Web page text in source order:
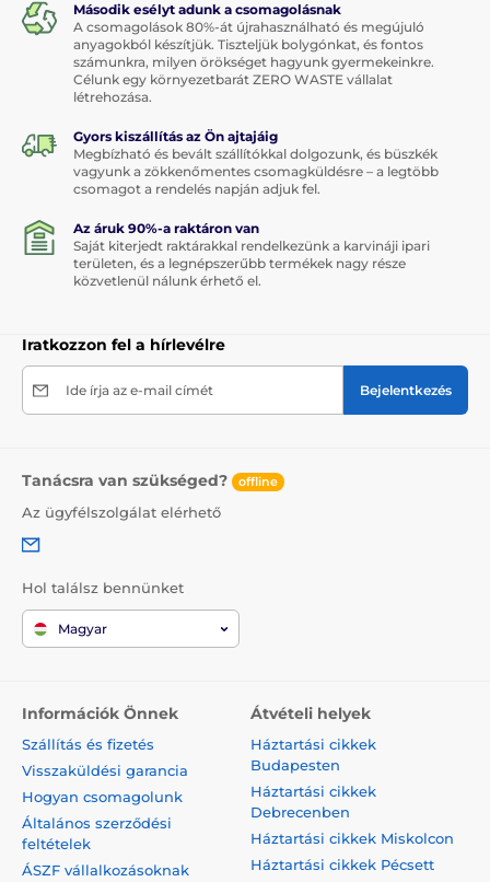
Második esélyt adunk a csomagolásnak
A csomagolások 80%-át újrahasználható és megújuló
anyagokból készítjük. Tiszteljük bolygónkat, és fontos
számunkra, milyen örökséget hagyunk gyermekeinkre.
Célunk egy környezetbarát ZERO WASTE vállalat
létrehozása.
Gyors kiszállítás az Ön ajtajáig
Megbízható és bevált szállítókkal dolgozunk, és büszkék
vagyunk a zökkenőmentes csomagküldésre – a legtöbb
csomagot a rendelés napján adjuk fel.
Az áruk 90%-a raktáron van
Saját kiterjedt raktárakkal rendelkezünk a karvináji ipari
területen, és a legnépszerűbb termékek nagy része
közvetlenül nálunk érhető el.
Iratkozzon fel a hírlevélre
Ide írja az e-mail címét Bejelentkezés
Tanácsra van szükséged? offline
Az ügyfélszolgálat elérhető
Hol találsz bennünket
Magyar
Információk Önnek
Szállítás és fizetés
Visszaküldési garancia
Hogyan csomagolunk
Általános szerződési
feltételek
ÁSZF vállalkozásoknak
Átvételi helyek
Háztartási cikkek
Budapesten
Háztartási cikkek
Debrecenben
Háztartási cikkek Miskolcon
Háztartási cikkek Pécsett